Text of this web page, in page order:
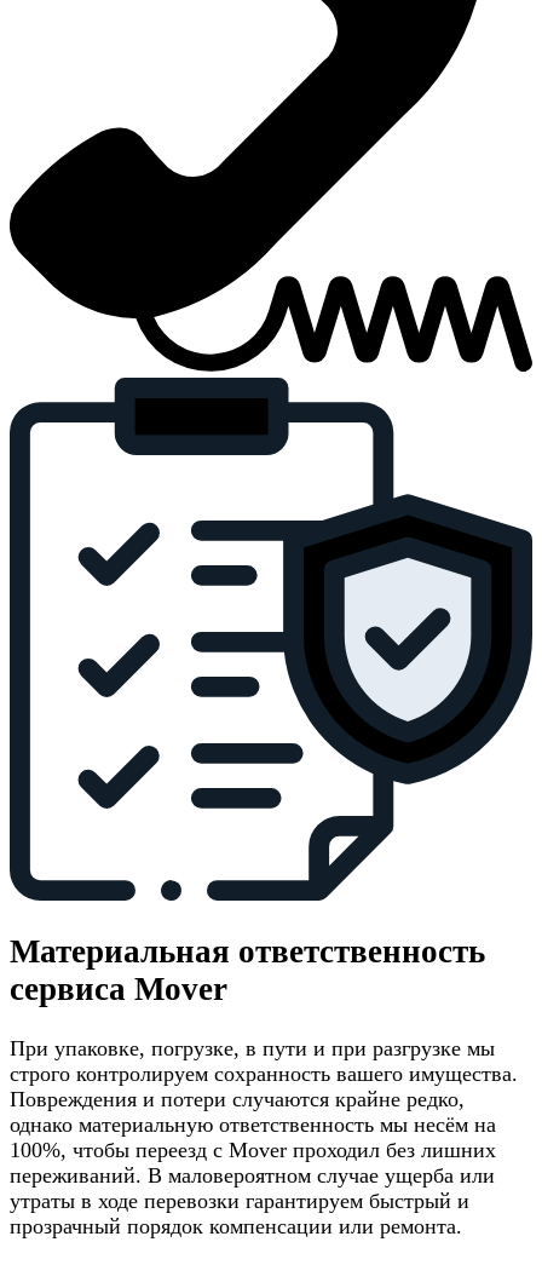
Материальная ответственность
сервиса Mover
При упаковке, погрузке, в пути и при разгрузке мы
строго контролируем сохранность вашего имущества.
Повреждения и потери случаются крайне редко,
однако материальную ответственность мы несём на
100%, чтобы переезд с Mover проходил без лишних
переживаний. В маловероятном случае ущерба или
утраты в ходе перевозки гарантируем быстрый и
прозрачный порядок компенсации или ремонта.